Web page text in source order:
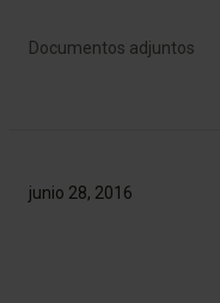
junio 28, 2016
Documentos adjuntos